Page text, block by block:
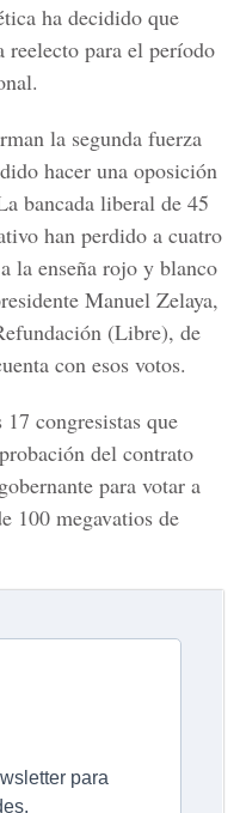
ha decidido que
reelecto para el período
la segunda fuerza
hacer una oposición
bancada liberal de 45
han perdido a cuatro
la enseña rojo y blanco
Manuel Zelaya,
(Libre), de
con esos votos.
congresistas que
del contrato
para votar a
100 megavatios de